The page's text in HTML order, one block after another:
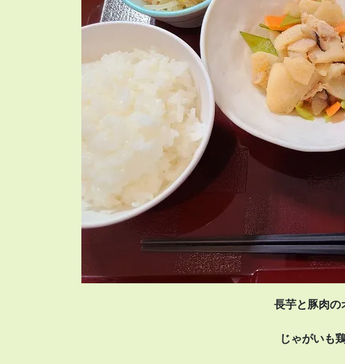
長芋と豚肉の
じゃがいも